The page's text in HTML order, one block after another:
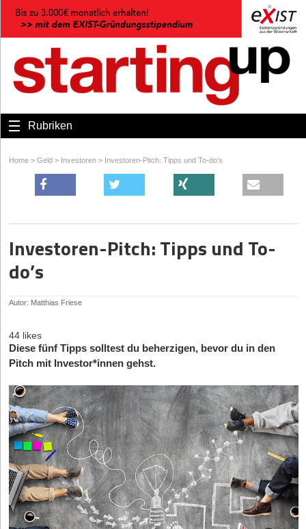
Rubriken
Home > Geld > Investoren > Investoren-Pitch: Tipps und To-do’s
Investoren-Pitch: Tipps und To-
do’s
Autor: Matthias Friese
44 likes
Diese fünf Tipps solltest du beherzigen, bevor du in den
Pitch mit Investor*innen gehst.